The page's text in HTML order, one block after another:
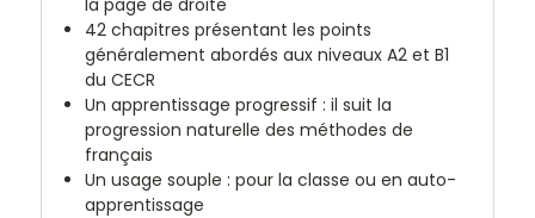
42 chapitres présentant les points
généralement abordés aux niveaux A2 et B1
du CECR
Un apprentissage progressif : il suit la
progression naturelle des méthodes de
français
Un usage souple : pour la classe ou en auto-
apprentissage